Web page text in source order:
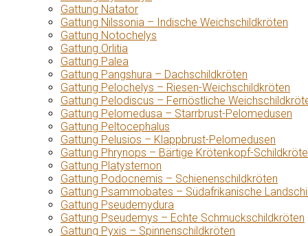
Gattung Natator
Gattung Nilssonia – Indische Weichschildkröten
Gattung Notochelys
Gattung Orlitia
Gattung Palea
Gattung Pangshura – Dachschildkröten
Gattung Pelochelys – Riesen-Weichschildkröten
Gattung Pelodiscus – Fernöstliche
Gattung Pelomedusa – Starrbrust-Pelomedusen
Gattung Peltocephalus
Gattung Pelusios – Klappbrust-Pelomedusen
Gattung Phrynops – Bärtige Krötenkopf-
Gattung Platysternon
Gattung Podocnemis – Schienenschildkröten
Gattung Psammobates – Südafrikanische
Gattung Pseudemydura
Gattung Pseudemys – Echte Schmuckschildkröten
Gattung Pyxis – Spinnenschildkröten